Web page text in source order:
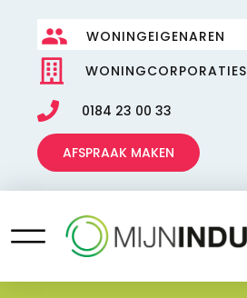
WONINGEIGENAREN
WONINGCORPORATIES
0184 23 00 33
AFSPRAAK MAKEN